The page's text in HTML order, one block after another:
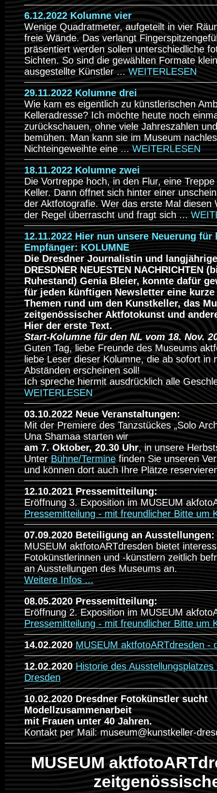
6.12.2022 Kolumne vier
Wenige Quadratmeter, aufgeteilt in vier
freie Wände. Das verlangt
präsentiert werden sollen unterschiedliche
Sichten. So sind die gewählten Formate
ausgestellte Künstler ...WEITERLESEN
29.11.2022 Kolumne drei
Wie kam es eigentlich zu künstlerischen
Kelleradresse? Ich möchte heute noch
zurückschauen, ohne viele Jahreszahlen
bemühen. Man kann sie im Museum
Nichteingeweihte eine ...WEITERLESEN
18.11.2022 Kolumne zwei
Die Vortreppe hoch, in den Flur, eine
Keller. Dann öffnet sich hinter einer
der Aktfotografie. Wer das erste Mal diesen
der Regel überrascht und fragt sich ...
12.11.2022 Hier nun unsere Neuerung
Empfänger: KOLUMNE
Die Dresdner Journalistin und
DRESDNER NEUESTEN NACHRICHTEN
Ruhestand) Genia Bleier, konnte dafür
für jeden künftigen Newsletter eine
Themen rund um den Kunstkeller, das
zeitgenössischer Aktfotokunst und
Hier der erste Text.
Start-Kolumne für den NL vom 18. Nov.
Guten Tag, liebe Freunde des Museums
liebe Leser dieser Kolumne, die ab sofort in
Abständen erscheinen soll!
Ich spreche hiermit ausdrücklich alle
WEITERLESEN
03.10.2022 Neue Veranstaltungen:
Mit der Premiere des Tanzstückes „Solo
Una Shamaa starten wir
am 7. Oktober, 20.30 Uhr, in unsere
UnterBühne/Terminefinden Sie unseren
und können dort auch Ihre Plätze
12.10.2021 Pressemitteilung:
Eröffnung 3. Exposition im MUSEUM
Pressemitteilung - mit freundlicher Bitte um
07.09.2020 Beteiligung an Ausstellungen:
MUSEUM aktfotoARTdresden bietet
Fotokünstlerinnen und -künstlern zeitlich
an Ausstellungen des Museums an.
Weitere Infos ...
08.05.2020 Pressemitteilung:
Eröffnung 2. Exposition im MUSEUM
Pressemitteilung - mit freundlicher Bitte um
14.02.2020MUSEUM aktfotoARTdresden -
12.02.2020Historie des Ausstellungsplatzes
Dresden
10.02.2020 Dresdner Fotokünstler sucht
Modellzusammenarbeit
mit Frauen unter 40 Jahren.
Kontakt per Mail: museum@kunstkeller-
MUSEUM